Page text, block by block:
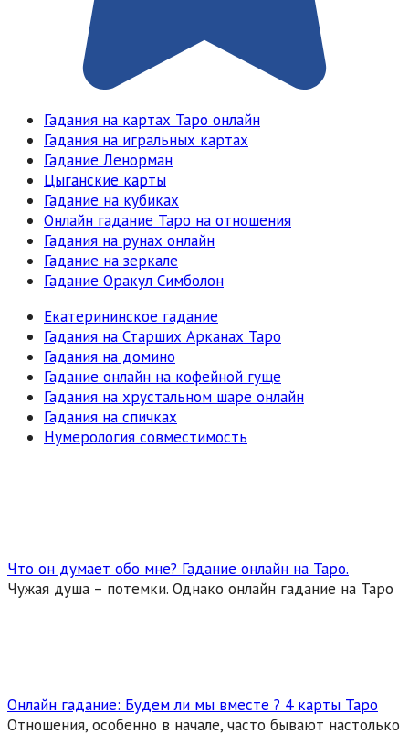
Гадания на картах Таро онлайн
Гадания на игральных картах
Гадание Ленорман
Цыганские карты
Гадание на кубиках
Онлайн гадание Таро на отношения
Гадания на рунах онлайн
Гадание на зеркале
Гадание Оракул Симболон
Екатерининское гадание
Гадания на Старших Арканах Таро
Гадания на домино
Гадание онлайн на кофейной гуще
Гадания на хрустальном шаре онлайн
Гадания на спичках
Нумерология совместимость
Что он думает обо мне? Гадание онлайн на Таро.
Чужая душа – потемки. Однако онлайн гадание на Таро
Онлайн гадание: Будем ли мы вместе ? 4 карты Таро
Отношения, особенно в начале, часто бывают настолько